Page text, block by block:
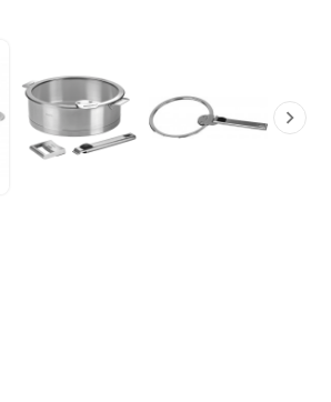
